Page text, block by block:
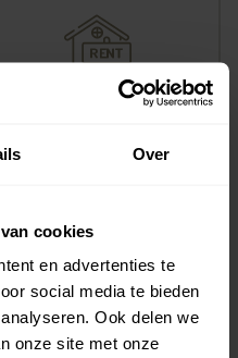
Over
cookies
en advertenties te
social media te bieden
Ook delen we
onze site met onze
Huurwoningen
woningen